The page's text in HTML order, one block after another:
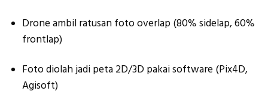
Drone ambil ratusan foto overlap (80% sidelap, 60%
frontlap)
Foto diolah jadi peta 2D/3D pakai software (Pix4D,
Agisoft)